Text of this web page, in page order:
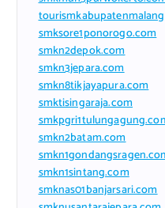
smksore1ponorogo.com
smkn2depok.com
smkn3jepara.com
smkn8tikjayapura.com
smktisingaraja.com
smkn2batam.com
smkn1sintang.com
smknas01banjarsari.com